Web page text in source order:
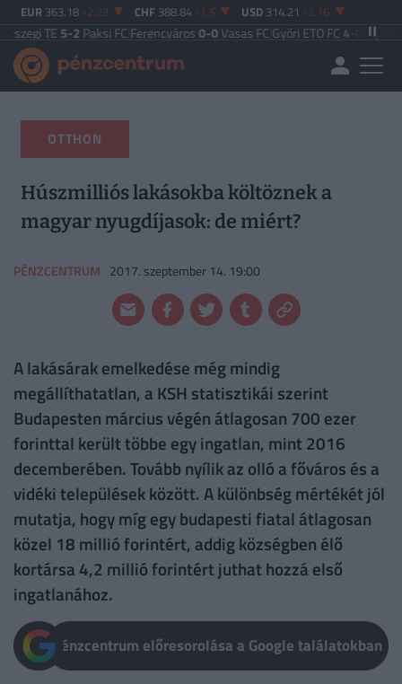
EUR 363.18 -2.23 CHF 388.84 -1.5 USD 314.21 -2.76
Paksi FC| Ferencváros 0-0Vasas FC|Győri ETO FC 4-0Nyíregyháza Újpest
OTTHON
Húszmilliós lakásokba költöznek a
magyar nyugdíjasok: de miért?
PÉNZCENTRUM 2017. szeptember 14. 19:00
A lakásárak emelkedése még mindig
megállíthatatlan, a KSH statisztikái szerint
Budapesten március végén átlagosan 700 ezer
forinttal került többe egy ingatlan, mint 2016
decemberében. Tovább nyílik az olló a főváros és a
vidéki települések között. A különbség mértékét jól
mutatja, hogy míg egy budapesti fiatal átlagosan
közel 18 millió forintért, addig községben élő
kortársa 4,2 millió forintért juthat hozzá első
ingatlanához.
Pénzcentrum előresorolása a Google találatokban